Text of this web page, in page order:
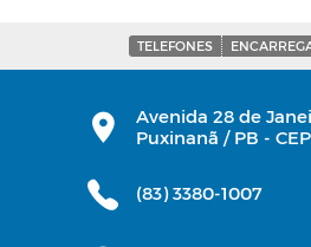
TELEFONES
Avenida 28 de
Puxinanã / PB -
(83) 3380-1007